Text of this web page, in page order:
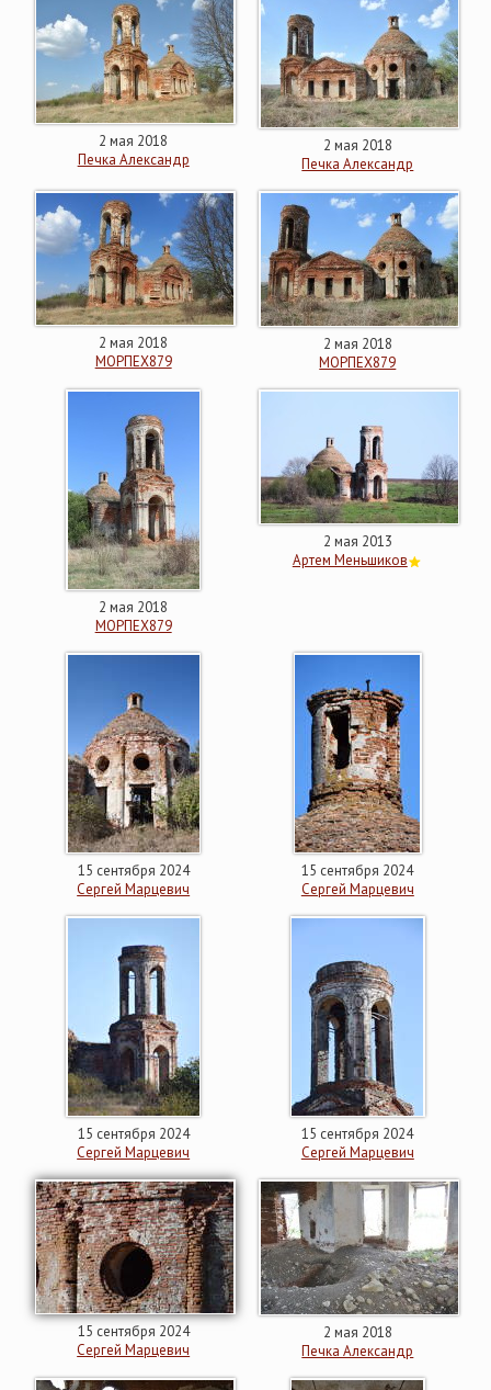
2 мая 2018
Печка Александр
2 мая 2018
Печка Александр
2 мая 2018
МОРПЕХ879
2 мая 2018
МОРПЕХ879
2 мая 2018
МОРПЕХ879
2 мая 2013
Артем Меньшиков
15 сентября 2024
Сергей Марцевич
15 сентября 2024
Сергей Марцевич
15 сентября 2024
Сергей Марцевич
15 сентября 2024
Сергей Марцевич
15 сентября 2024
Сергей Марцевич
2 мая 2018
Печка Александр